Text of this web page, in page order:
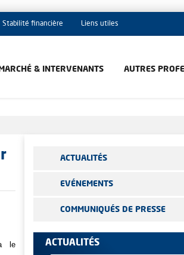
Stabilité financière Liens utiles
& INTERVENANTS AUTRES
le
ACTUALITÉS
EVÉNEMENTS
COMMUNIQUÉS DE PRESSE
ACTUALITÉS